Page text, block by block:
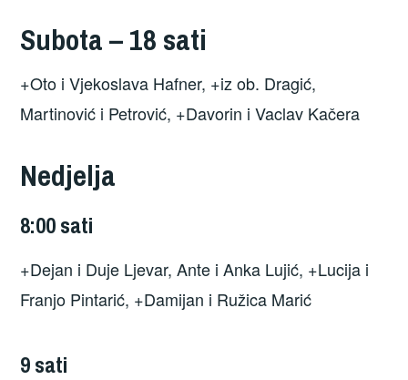
Subota – 18 sati
+Oto i Vjekoslava Hafner, +iz ob. Dragić,
Martinović i Petrović, +Davorin i Vaclav Kačera
Nedjelja
8:00 sati
+Dejan i Duje Ljevar, Ante i Anka Lujić, +Lucija i
Franjo Pintarić, +Damijan i Ružica Marić
9 sati